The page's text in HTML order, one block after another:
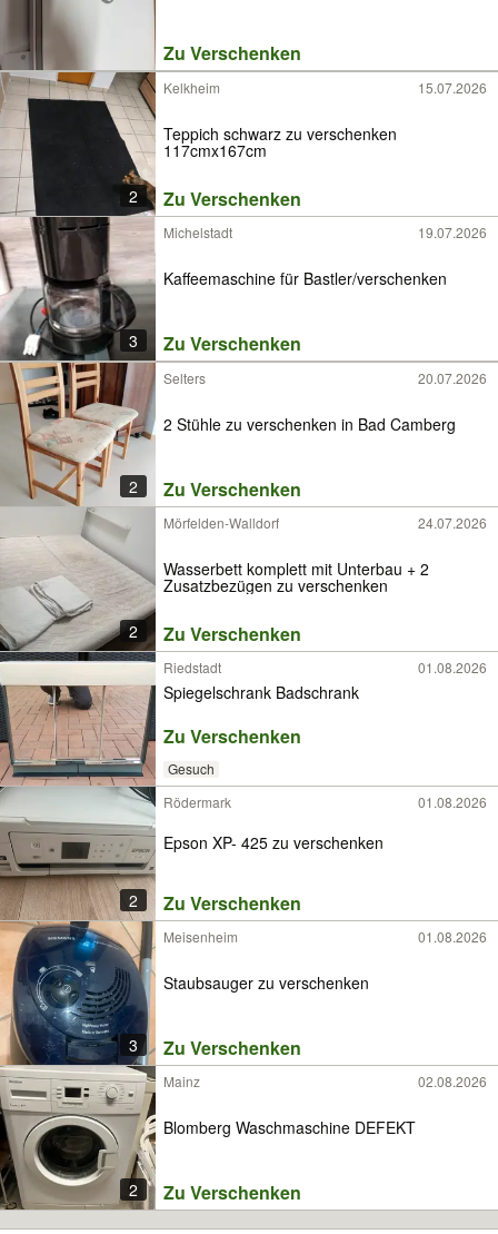
Zu Verschenken
2
Kelkheim 15.07.2026
Teppich schwarz zu verschenken
117cmx167cm
Zu Verschenken
3
Michelstadt 19.07.2026
Kaffeemaschine für Bastler/verschenken
Zu Verschenken
2
Selters 20.07.2026
2 Stühle zu verschenken in Bad Camberg
Zu Verschenken
2
Mörfelden-Walldorf 24.07.2026
Wasserbett komplett mit Unterbau + 2
Zusatzbezügen zu verschenken
Zu Verschenken
Riedstadt 01.08.2026
Spiegelschrank Badschrank
Zu Verschenken
Gesuch
2
Rödermark 01.08.2026
Epson XP- 425 zu verschenken
Zu Verschenken
3
Meisenheim 01.08.2026
Staubsauger zu verschenken
Zu Verschenken
2
Mainz 02.08.2026
Blomberg Waschmaschine DEFEKT
Zu Verschenken